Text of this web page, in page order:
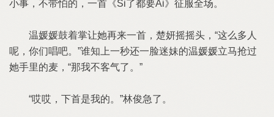
小事，不带怕的，一首《Si了都要Ai》征服全场。
温媛媛鼓着掌让她再来一首，楚妍摇摇头，“这么多人
呢，你们唱吧。”谁知上一秒还一脸迷妹的温媛媛立马抢过
她手里的麦，“那我不客气了。”
“哎哎，下首是我的。”林俊急了。